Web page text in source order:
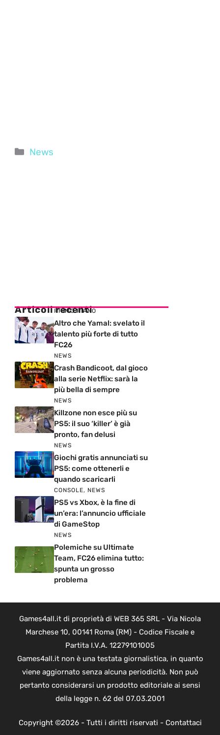
Categorie
News
Articoli recenti
PRIMO PIANO
Altro che Yamal: svelato il
talento più forte di tutto
FC26
NEWS
Crash Bandicoot, dal gioco
alla serie Netflix: sarà la
più bella di sempre
NEWS
Killzone non esce più su
PS5: il suo ‘killer’ è già
pronto, fan delusi
NEWS
Giochi gratis annunciati su
PS5: come ottenerli e
quando scaricarli
CONSOLE, NEWS
PS5 vs Xbox, è la fine di
un’era: l’annuncio ufficiale
di GameStop
NEWS
Polemiche su Ultimate
Team, FC26 elimina tutto:
spunta un grosso
problema
Games4all.it di proprietà di WEB 365 SRL - Via Nicola
Marchese 10, 00141 Roma (RM) - Codice Fiscale e
Partita I.V.A. 12279101005
Games4all.it non è una testata giornalistica, in quanto
viene aggiornato senza alcuna periodicità. Non può
pertanto considerarsi un prodotto editoriale ai sensi
della legge n. 62 del 07.03.2001
Copyright ©2026 - Tutti i diritti riservati - Contattaci